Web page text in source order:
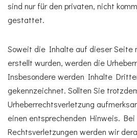
sind nur für den privaten, nicht
gestattet.
Soweit die Inhalte auf dieser Seite
erstellt wurden, werden die
Insbesondere werden Inhalte
gekennzeichnet. Sollten Sie
Urheberrechtsverletzung
einen entsprechenden Hinweis.
Rechtsverletzungen werden wir